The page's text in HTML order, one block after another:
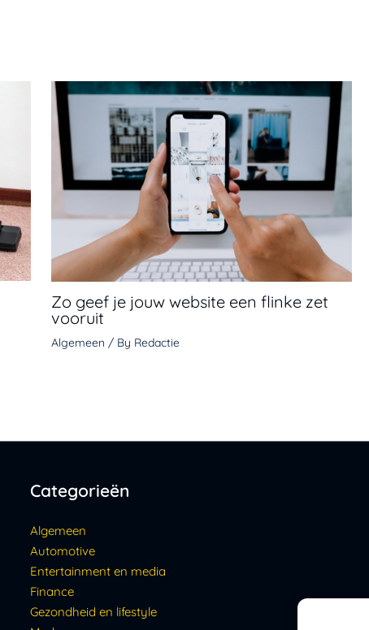
Zo geef je jouw website een flinke zet
vooruit
Algemeen / By Redactie
Categorieën
Algemeen
Automotive
Entertainment en media
Finance
Gezondheid en lifestyle